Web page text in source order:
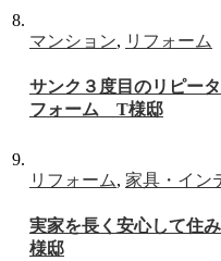
マンション, リフォーム
サンク３度目のリピー
フォーム T様邸
リフォーム, 家具・イン
実家を長く安心して住
様邸